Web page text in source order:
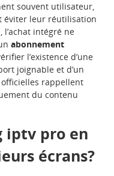
souvent utilisateur,
éviter leur réutilisation
l’achat intégré ne
abonnement
l’existence d’une
joignable et d’un
rappellent
du contenu
iptv pro en
écrans?